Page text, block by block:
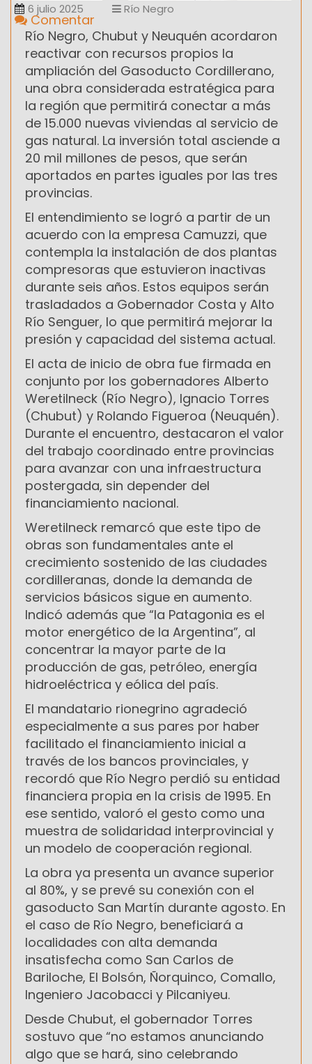
6 julio 2025 Río Negro
Comentar
Río Negro, Chubut y Neuquén acordaron
reactivar con recursos propios la
ampliación del Gasoducto Cordillerano,
una obra considerada estratégica para
la región que permitirá conectar a más
de 15.000 nuevas viviendas al servicio de
gas natural. La inversión total asciende a
20 mil millones de pesos, que serán
aportados en partes iguales por las tres
provincias.
El entendimiento se logró a partir de un
acuerdo con la empresa Camuzzi, que
contempla la instalación de dos plantas
compresoras que estuvieron inactivas
durante seis años. Estos equipos serán
trasladados a Gobernador Costa y Alto
Río Senguer, lo que permitirá mejorar la
presión y capacidad del sistema actual.
El acta de inicio de obra fue firmada en
conjunto por los gobernadores Alberto
Weretilneck (Río Negro), Ignacio Torres
(Chubut) y Rolando Figueroa (Neuquén).
Durante el encuentro, destacaron el valor
del trabajo coordinado entre provincias
para avanzar con una infraestructura
postergada, sin depender del
financiamiento nacional.
Weretilneck remarcó que este tipo de
obras son fundamentales ante el
crecimiento sostenido de las ciudades
cordilleranas, donde la demanda de
servicios básicos sigue en aumento.
Indicó además que “la Patagonia es el
motor energético de la Argentina”, al
concentrar la mayor parte de la
producción de gas, petróleo, energía
hidroeléctrica y eólica del país.
El mandatario rionegrino agradeció
especialmente a sus pares por haber
facilitado el financiamiento inicial a
través de los bancos provinciales, y
recordó que Río Negro perdió su entidad
financiera propia en la crisis de 1995. En
ese sentido, valoró el gesto como una
muestra de solidaridad interprovincial y
un modelo de cooperación regional.
La obra ya presenta un avance superior
al 80%, y se prevé su conexión con el
gasoducto San Martín durante agosto. En
el caso de Río Negro, beneficiará a
localidades con alta demanda
insatisfecha como San Carlos de
Bariloche, El Bolsón, Ñorquinco, Comallo,
Ingeniero Jacobacci y Pilcaniyeu.
Desde Chubut, el gobernador Torres
sostuvo que “no estamos anunciando
algo que se hará, sino celebrando